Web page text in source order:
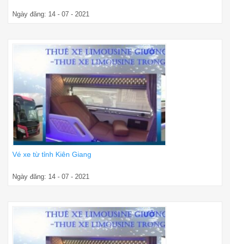
Ngày đăng: 14 - 07 - 2021
Vé xe từ tỉnh Kiên Giang
Ngày đăng: 14 - 07 - 2021